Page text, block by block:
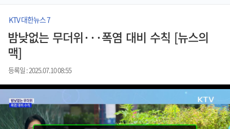
KTV 대한뉴스 7
밤낮없는 무더위···폭염 대비 수칙 [뉴스의
맥]
등록일 : 2025.07.10 08:55